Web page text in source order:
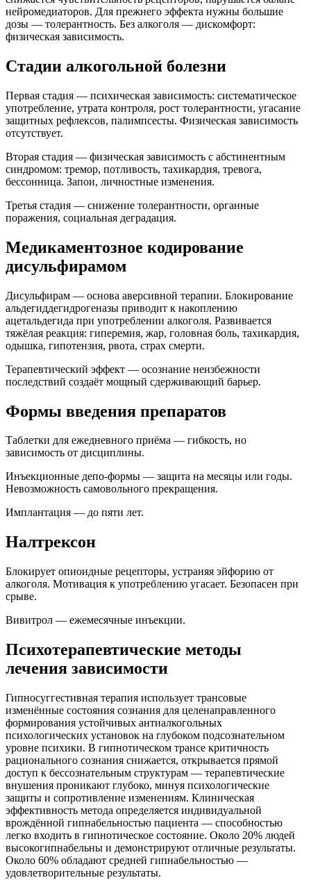
нейромедиаторов. Для прежнего эффекта нужны большие
дозы — толерантность. Без алкоголя — дискомфорт:
физическая зависимость.
Стадии алкогольной болезни
Первая стадия — психическая зависимость: систематическое
употребление, утрата контроля, рост толерантности, угасание
защитных рефлексов, палимпсесты. Физическая зависимость
отсутствует.
Вторая стадия — физическая зависимость с абстинентным
синдромом: тремор, потливость, тахикардия, тревога,
бессонница. Запои, личностные изменения.
Третья стадия — снижение толерантности, органные
поражения, социальная деградация.
Медикаментозное кодирование
дисульфирамом
Дисульфирам — основа аверсивной терапии. Блокирование
альдегиддегидрогеназы приводит к накоплению
ацетальдегида при употреблении алкоголя. Развивается
тяжёлая реакция: гиперемия, жар, головная боль, тахикардия,
одышка, гипотензия, рвота, страх смерти.
Терапевтический эффект — осознание неизбежности
последствий создаёт мощный сдерживающий барьер.
Формы введения препаратов
Таблетки для ежедневного приёма — гибкость, но
зависимость от дисциплины.
Инъекционные депо-формы — защита на месяцы или годы.
Невозможность самовольного прекращения.
Имплантация — до пяти лет.
Налтрексон
Блокирует опиоидные рецепторы, устраняя эйфорию от
алкоголя. Мотивация к употреблению угасает. Безопасен при
срыве.
Вивитрол — ежемесячные инъекции.
Психотерапевтические методы
лечения зависимости
Гипносуггестивная терапия использует трансовые
изменённые состояния сознания для целенаправленного
формирования устойчивых антиалкогольных
психологических установок на глубоком подсознательном
уровне психики. В гипнотическом трансе критичность
рационального сознания снижается, открывается прямой
доступ к бессознательным структурам — терапевтические
внушения проникают глубоко, минуя психологические
защиты и сопротивление изменениям. Клиническая
эффективность метода определяется индивидуальной
врождённой гипнабельностью пациента — способностью
легко входить в гипнотическое состояние. Около 20% людей
высокогипнабельны и демонстрируют отличные результаты.
Около 60% обладают средней гипнабельностью —
удовлетворительные результаты.